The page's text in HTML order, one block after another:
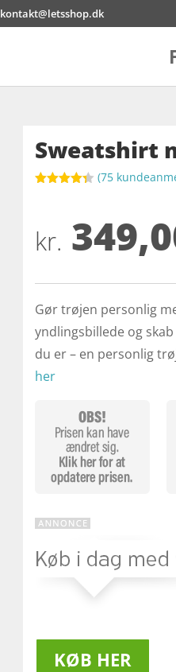
kontakt@letsshop.dk
Sweatshirt
baseret
på
kundebedø
(75
kr.
Gør trøjen personlig
yndlingsbillede og
du er – en personlig
her
KØB HER